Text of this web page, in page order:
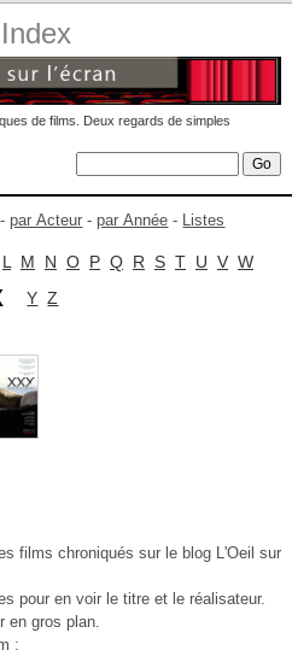
de films. Deux regards de simples
-par Acteur -par Année - Listes
L M N O P Q R S T U V W
Y Z
films chroniqués sur le blog L'Oeil sur
pour en voir le titre et le réalisateur.
en gros plan.
: